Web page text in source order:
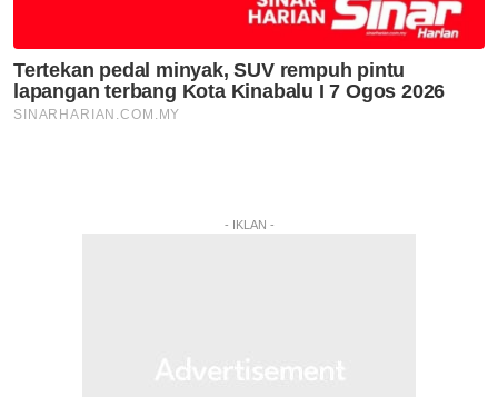
- IKLAN -